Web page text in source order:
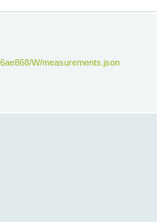
W/measurements.json